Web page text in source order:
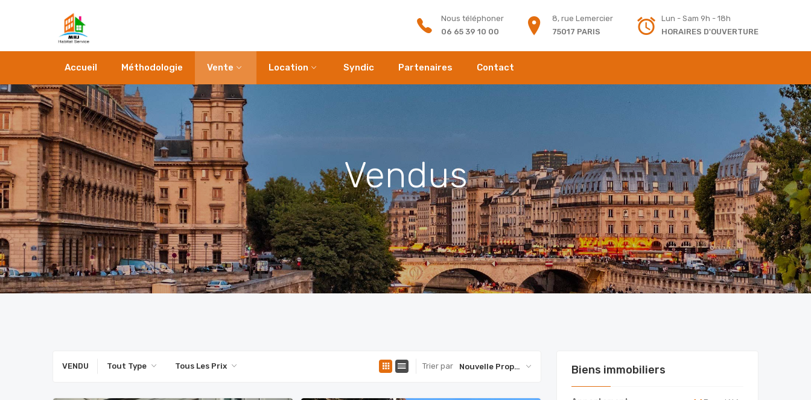
Nous téléphoner
06 65 39 10 00
8, rue Lemercier
75017 PARIS
Lun - Sam 9h - 18h
HORAIRES D'OUVERTURE
Accueil Méthodologie Vente Location Syndic Partenaires Contact
Vendus
VENDU Tout Type Tous Les Prix Trier par Nouvelle Propriété Biens immobiliers